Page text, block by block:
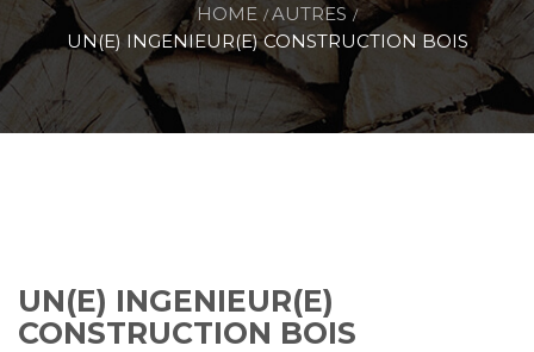
HOME
AUTRES
UN(E) INGENIEUR(E) CONSTRUCTION BOIS
UN(E) INGENIEUR(E)
CONSTRUCTION BOIS